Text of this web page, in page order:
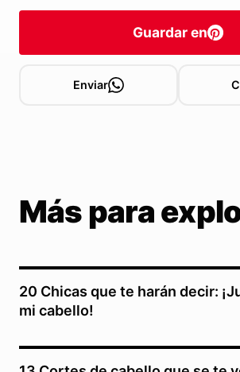
Guardar en
Enviar
Más para
20 Chicas que te harán decir:
mi cabello!